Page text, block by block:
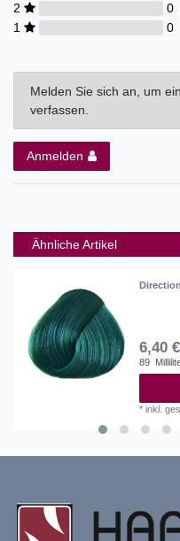
2
0
1
0
Melden Sie sich an, um
verfassen.
Anmelden
Ähnliche Artikel
6,40
89
*inkl.